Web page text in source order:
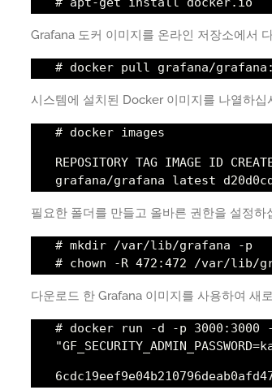
Grafana 도커 이미지를 온라인 저장소에서
# docker pull grafana/
시스템에 설치된 Docker 이미지를 나열하십
# docker images
REPOSITORY TAG IMAGE ID
grafana/grafana latest
필요한 폴더를 만들고 올바른 권한을 설정하
# mkdir /var/lib/grafana -p
# chown -R 472:472 /var/lib/
다운로드 한 Grafana 이미지를 사용하여 새
# docker run -d -p